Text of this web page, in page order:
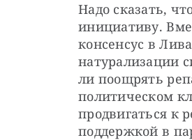
Надо сказать,
инициативу.
консенсус в
натурализации
ли поощрять
политическом
продвигаться к
поддержкой в